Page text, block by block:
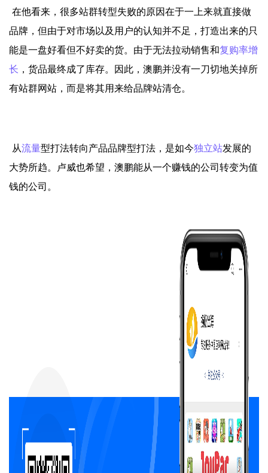
在他看来，很多站群转型失败的原因在于一上来就直接做
品牌，但由于对市场以及用户的认知并不足，打造出来的只
能是一盘好看但不好卖的货。由于无法拉动销售和复购率增
长 ，货品最终成了库存。因此，澳鹏并没有一刀切地关掉所
有站群网站，而是将其用来给品牌站清仓。
从流量型打法转向产品品牌型打法，是如今独立站发展的
大势所趋。卢威也希望，澳鹏能从一个赚钱的公司转变为值
钱的公司。